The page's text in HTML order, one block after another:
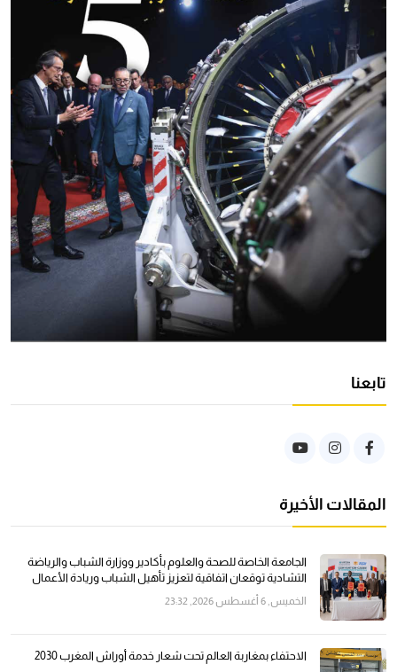
تابعنا
المقالات الأخيرة
الجامعة الخاصة للصحة والعلوم بأكادير ووزارة الشباب والرياضة
التشادية توقعان اتفاقية لتعزيز تأهيل الشباب وريادة الأعمال
الخميس, 6 أغسطس 2026, 23:32
الاحتفاء بمغاربة العالم تحت شعار خدمة أوراش المغرب 2030